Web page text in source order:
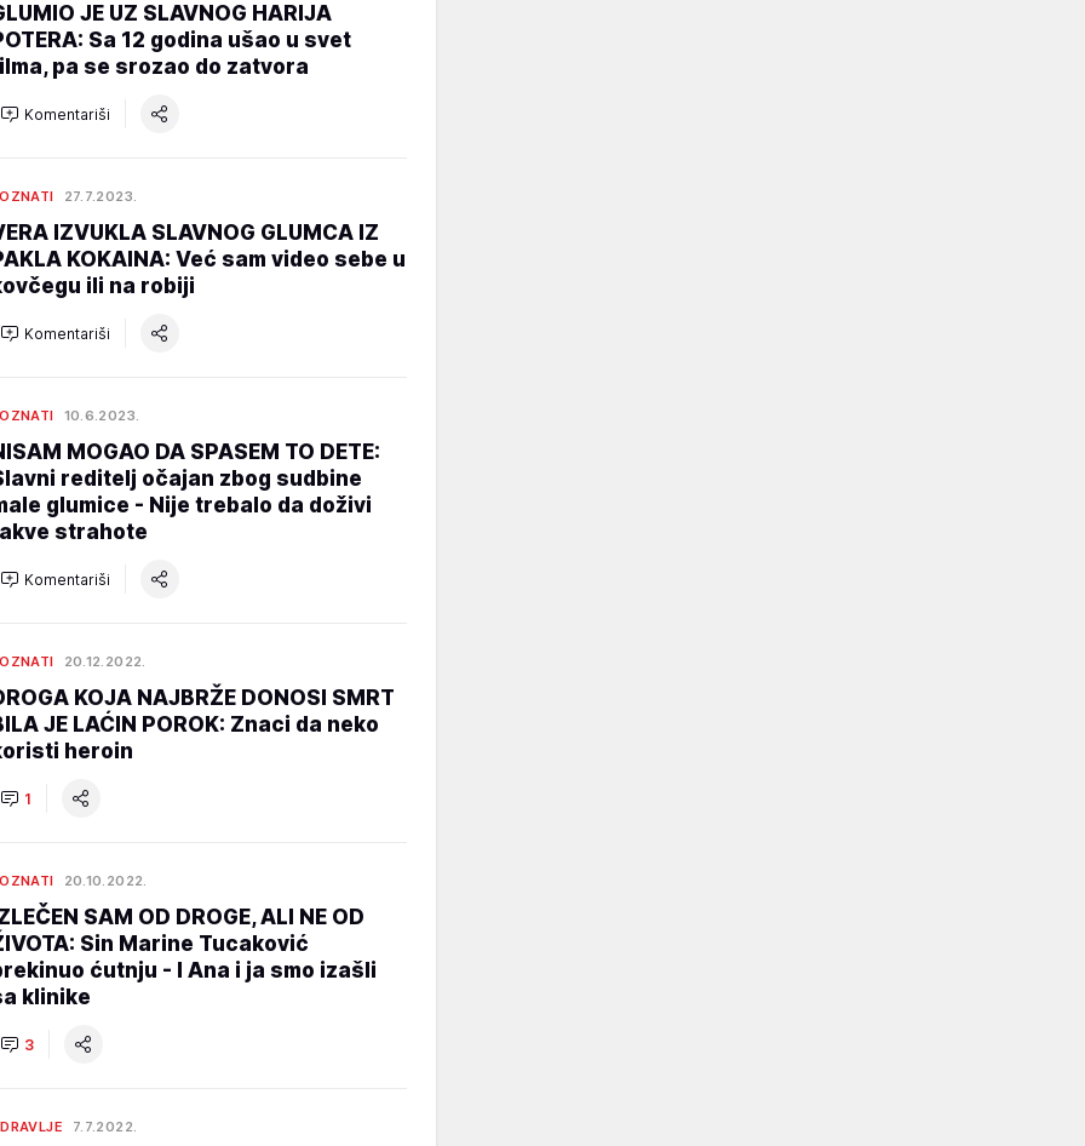
JE UZ SLAVNOG HARIJA
Sa 12 godina ušao u svet
pa se srozao do zatvora
Komentariši
27.7.2023.
IZVUKLA SLAVNOG GLUMCA IZ
KOKAINA: Već sam video sebe u
ili na robiji
Komentariši
10.6.2023.
MOGAO DA SPASEM TO DETE:
reditelj očajan zbog sudbine
glumice - Nije trebalo da doživi
strahote
Komentariši
20.12.2022.
KOJA NAJBRŽE DONOSI SMRT
JE LAĆIN POROK: Znaci da neko
heroin
1
20.10.2022.
SAM OD DROGE, ALI NE OD
Sin Marine Tucaković
ćutnju - I Ana i ja smo izašli
klinike
3
7.7.2022.